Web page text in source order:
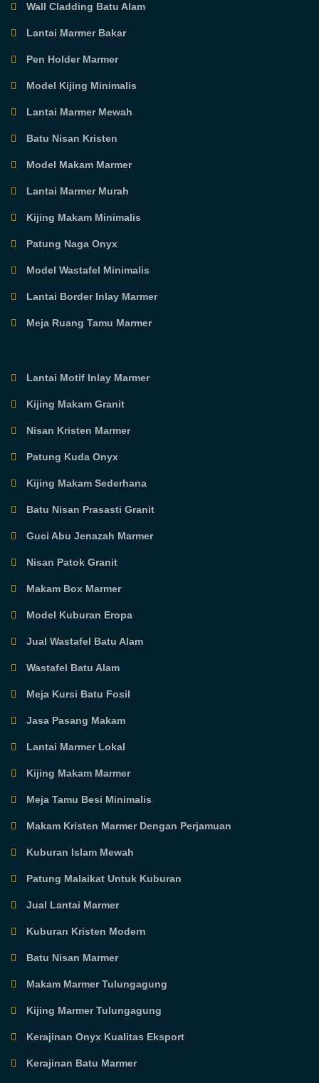
Wall Cladding Batu Alam
Lantai Marmer Bakar
Pen Holder Marmer
Model Kijing Minimalis
Lantai Marmer Mewah
Batu Nisan Kristen
Model Makam Marmer
Lantai Marmer Murah
Kijing Makam Minimalis
Patung Naga Onyx
Model Wastafel Minimalis
Lantai Border Inlay Marmer
Meja Ruang Tamu Marmer
Lantai Motif Inlay Marmer
Kijing Makam Granit
Nisan Kristen Marmer
Patung Kuda Onyx
Kijing Makam Sederhana
Batu Nisan Prasasti Granit
Guci Abu Jenazah Marmer
Nisan Patok Granit
Makam Box Marmer
Model Kuburan Eropa
Jual Wastafel Batu Alam
Wastafel Batu Alam
Meja Kursi Batu Fosil
Jasa Pasang Makam
Lantai Marmer Lokal
Kijing Makam Marmer
Meja Tamu Besi Minimalis
Makam Kristen Marmer Dengan Perjamuan
Kuburan Islam Mewah
Patung Malaikat Untuk Kuburan
Jual Lantai Marmer
Kuburan Kristen Modern
Batu Nisan Marmer
Makam Marmer Tulungagung
Kijing Marmer Tulungagung
Kerajinan Onyx Kualitas Eksport
Kerajinan Batu Marmer